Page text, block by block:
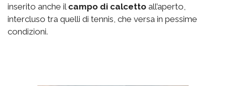
inserito anche il campo di calcetto all’aperto,
intercluso tra quelli di tennis, che versa in pessime
condizioni.